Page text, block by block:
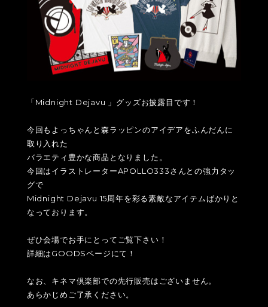
「Midnight Dejavu 」グッズお披露目です！
今回もよっちゃんと森ラッピンのアイデアをふんだんに
取り入れた
バラエティ豊かな商品となりました。
今回はイラストレーターAPOLLO333さんとの強力タッ
グで
Midnight Dejavu 15周年を彩る素敵なアイテムばかりと
なっております。
ぜひ会場でお手にとってご覧下さい！
詳細はGOODSページにて！
なお、キネマ倶楽部での先行販売はございません。
あらかじめご了承ください。